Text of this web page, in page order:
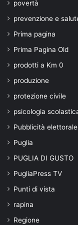
povertà
prevenzione e
Prima pagina
Prima Pagina Old
prodotti a Km 0
produzione
protezione civile
psicologia
Pubblicità elettorale
Puglia
PUGLIA DI GUSTO
PugliaPress TV
Punti di vista
rapina
Regione